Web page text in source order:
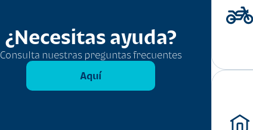
¿Necesitas ayuda?
Consulta nuestras preguntas frecuentes
Aquí